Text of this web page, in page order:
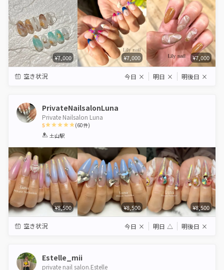
¥7,000 ¥7,000 ¥7,000
空き状況 今日 × 明日 × 明後日 ×
PrivateNailsalonLuna
Private Nailsalon Luna
5
1 2 3 4
(60件)
土山駅
¥8,500 ¥8,500 ¥8,500
空き状況 今日 × 明日 △ 明後日 ×
Estelle_mii
private nail salon.Estelle